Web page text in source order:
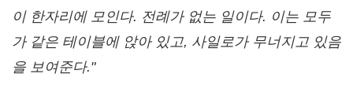
이 한자리에 모인다. 전례가 없는 일이다. 이는 모두
가 같은 테이블에 앉아 있고, 사일로가 무너지고 있음
을 보여준다."